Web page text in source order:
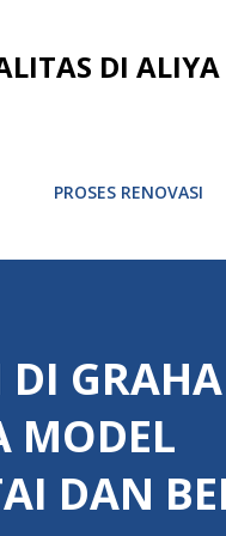
DI ALIYA
PROSES RENOVASI
GRAHA
MODEL
DAN